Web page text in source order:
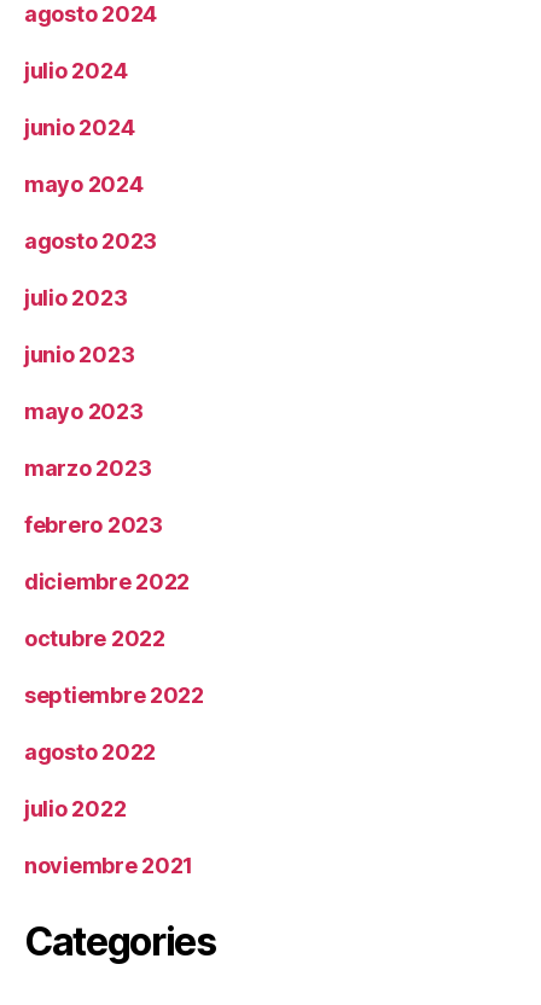
agosto 2024
julio 2024
junio 2024
mayo 2024
agosto 2023
julio 2023
junio 2023
mayo 2023
marzo 2023
febrero 2023
diciembre 2022
octubre 2022
septiembre 2022
agosto 2022
julio 2022
noviembre 2021
Categories